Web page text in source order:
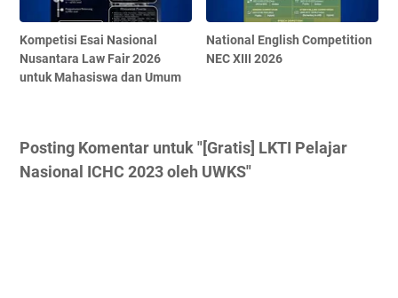
Kompetisi Esai Nasional
Nusantara Law Fair 2026
untuk Mahasiswa dan Umum
National English Competition
NEC XIII 2026
Posting Komentar untuk "[Gratis] LKTI Pelajar
Nasional ICHC 2023 oleh UWKS"